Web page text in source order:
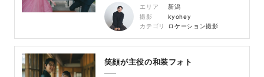
エリア
新潟
撮影
kyohey
カテゴリ
ロケーション撮影
笑顔が主役の和装フォト